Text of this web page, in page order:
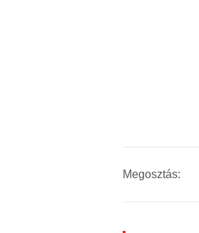
Megosztás: